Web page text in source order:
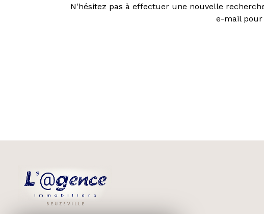
N'hésitez pas à effectuer une nouvelle
e-mail pour